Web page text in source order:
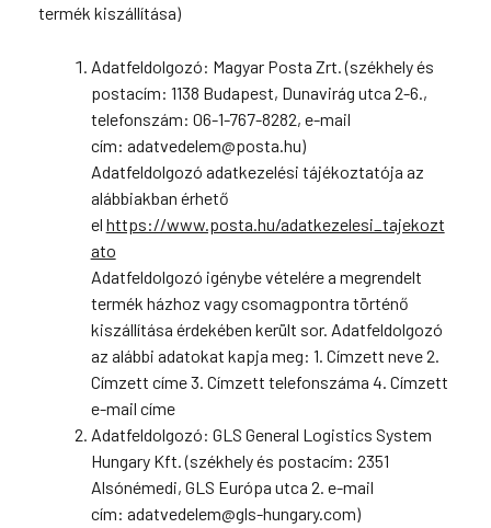
termék kiszállítása)
Adatfeldolgozó: Magyar Posta Zrt. (székhely és
postacím: 1138 Budapest, Dunavirág utca 2-6.,
telefonszám: 06-1-767-8282, e-mail
cím: adatvedelem@posta.hu)
Adatfeldolgozó adatkezelési tájékoztatója az
alábbiakban érhető
el https://www.posta.hu/adatkezelesi_tajekozt
ato
Adatfeldolgozó igénybe vételére a megrendelt
termék házhoz vagy csomagpontra történő
kiszállítása érdekében került sor. Adatfeldolgozó
az alábbi adatokat kapja meg: 1. Címzett neve 2.
Címzett címe 3. Címzett telefonszáma 4. Címzett
e-mail címe
Adatfeldolgozó: GLS General Logistics System
Hungary Kft. (székhely és postacím: 2351
Alsónémedi, GLS Európa utca 2. e-mail
cím: adatvedelem@gls-hungary.com)